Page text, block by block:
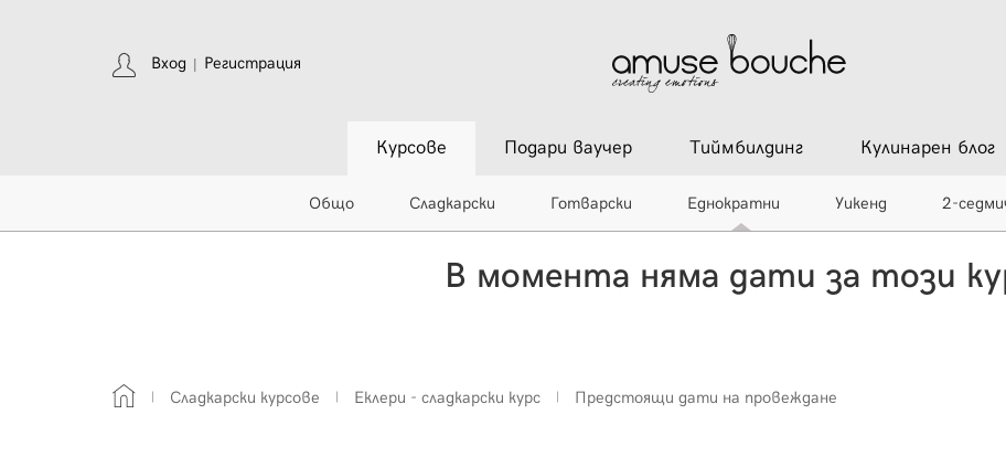
Вход Регистрация
Курсове
Общо Сладкарски Готварски Еднократни Уикенд 2-
Подари ваучер Тиймбилдинг Кулинарен блог
В момента няма дати за този
Сладкарски курсове Еклери - сладкарски курс Предстоящи дати на провеждане